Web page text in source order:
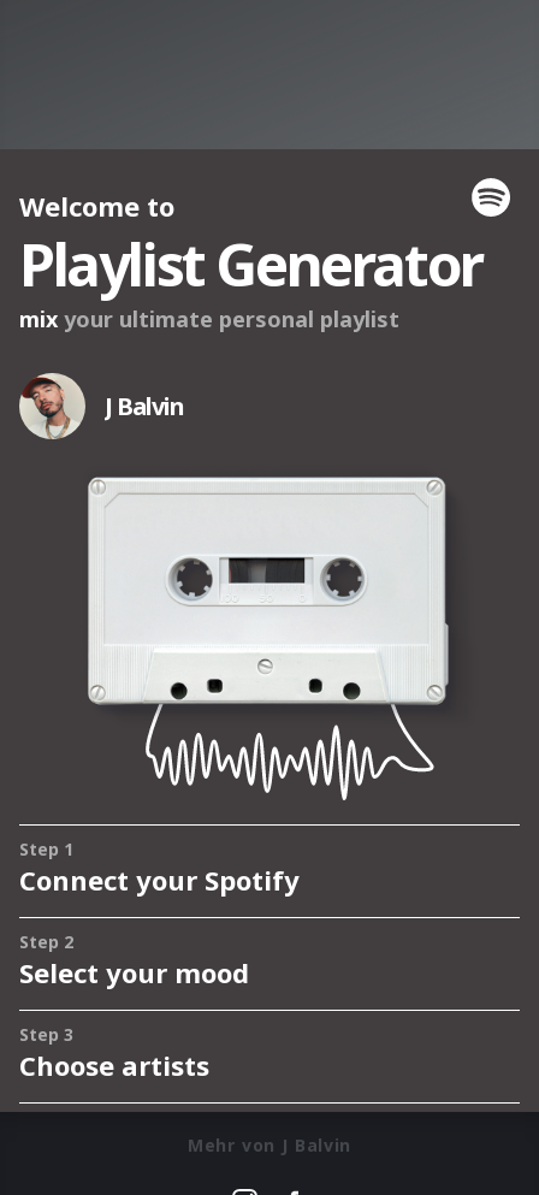
Mehr von J Balvin